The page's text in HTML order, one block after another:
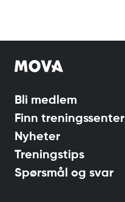
Bli medlem
Finn treningssenter
Nyheter
Treningstips
Spørsmål og svar